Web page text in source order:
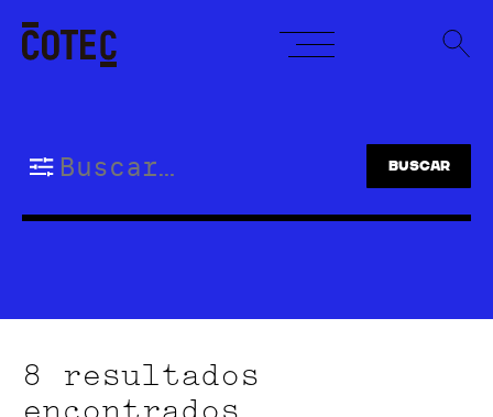
content
8 resultados